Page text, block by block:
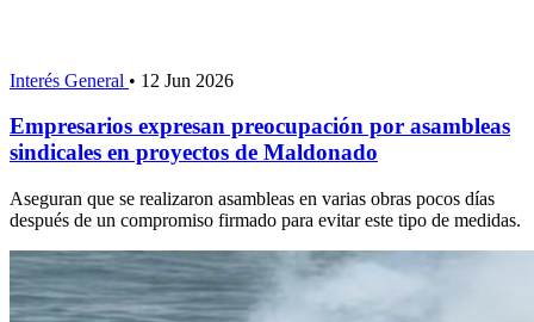
Interés General • 12 Jun 2026
Empresarios expresan preocupación por asambleas
sindicales en proyectos de Maldonado
Aseguran que se realizaron asambleas en varias obras pocos días
después de un compromiso firmado para evitar este tipo de medidas.